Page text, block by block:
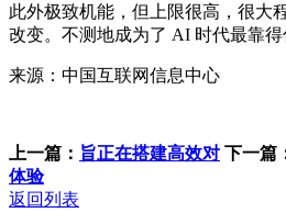
此外极致机能，但上限很高，很大
改变。不测地成为了 AI 时代最靠得
来源：中国互联网信息中心
上一篇： 旨正在搭建高效对 下一篇
体验
返回列表